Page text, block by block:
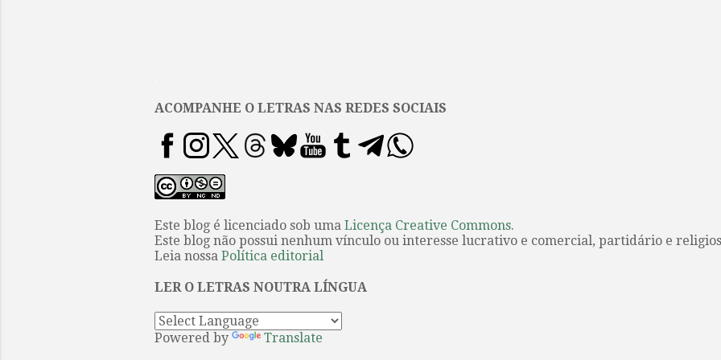
ACOMPANHE O LETRAS NAS REDES SOCIAIS
Este blog é licenciado sob uma Licença Creative Commons.
Este blog não possui nenhum vínculo ou interesse lucrativo e comercial, partidário e
Leia nossa Política editorial
LER O LETRAS NOUTRA LÍNGUA
Powered by Translate